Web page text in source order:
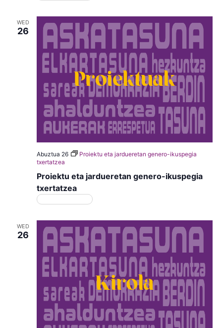
WED
26
Proiektu eta jardueretan genero-ikuspegia
txertatzea
Abuztua 26
Proiektu eta jardueretan genero-ikuspegia
txertatzea
WED
26